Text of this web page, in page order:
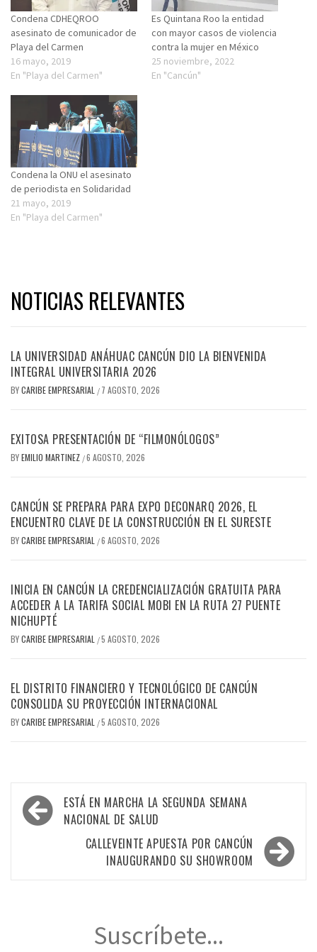
Condena CDHEQROO
asesinato de comunicador de
Playa del Carmen
16 mayo, 2019
En "Playa del Carmen"
Es Quintana Roo la entidad
con mayor casos de violencia
contra la mujer en México
25 noviembre, 2022
En "Cancún"
Condena la ONU el asesinato
de periodista en Solidaridad
21 mayo, 2019
En "Playa del Carmen"
NOTICIAS RELEVANTES
LA UNIVERSIDAD ANÁHUAC CANCÚN DIO LA BIENVENIDA
INTEGRAL UNIVERSITARIA 2026
BYCARIBE EMPRESARIAL / 7 AGOSTO, 2026
EXITOSA PRESENTACIÓN DE “FILMONÓLOGOS”
BYEMILIO MARTINEZ /6 AGOSTO, 2026
CANCÚN SE PREPARA PARA EXPO DECONARQ 2026, EL
ENCUENTRO CLAVE DE LA CONSTRUCCIÓN EN EL SURESTE
BYCARIBE EMPRESARIAL /6 AGOSTO, 2026
INICIA EN CANCÚN LA CREDENCIALIZACIÓN GRATUITA PARA
ACCEDER A LA TARIFA SOCIAL MOBI EN LA RUTA 27 PUENTE
NICHUPTÉ
BYCARIBE EMPRESARIAL /5 AGOSTO, 2026
EL DISTRITO FINANCIERO Y TECNOLÓGICO DE CANCÚN
CONSOLIDA SU PROYECCIÓN INTERNACIONAL
BYCARIBE EMPRESARIAL /5 AGOSTO, 2026
Navegación
de
ESTÁ EN MARCHA LA SEGUNDA SEMANA
NACIONAL DE SALUD
CALLEVEINTE APUESTA POR CANCÚN
INAUGURANDO SU SHOWROOM
Suscríbete...